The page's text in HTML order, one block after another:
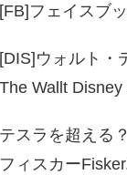
[FB]フェイスブ
[DIS]ウォルト・
The Wallt
テスラを超える
フィスカー